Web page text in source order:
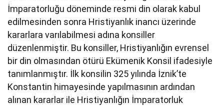
İmparatorluğu döneminde resmi din olarak kabul
edilmesinden sonra Hristiyanlık inancı üzerinde
kararlara varılabilmesi adına konsiller
düzenlenmiştir. Bu konsiller, Hristiyanlığın evrensel
bir din olmasından ötürü Ekümenik Konsil ifadesiyle
tanımlanmıştır. İlk konsilin 325 yılında İznik’te
Konstantin himayesinde yapılmasının ardından
alınan kararlar ile Hristiyanlığın İmparatorluk